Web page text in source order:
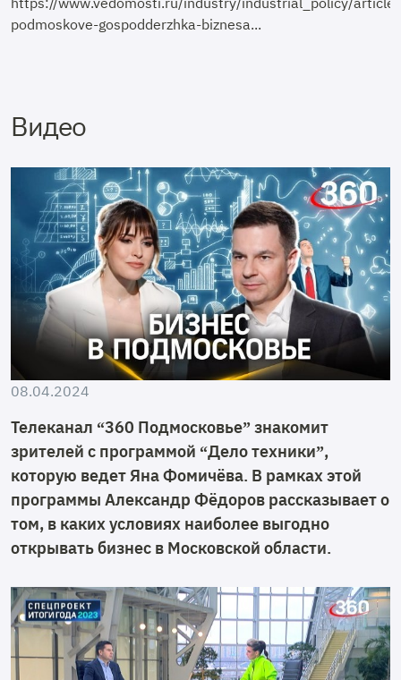
podmoskove-gospodderzhka-biznesa...
Видео
08.04.2024
Телеканал “360 Подмосковье” знакомит
зрителей с программой “Дело техники”,
которую ведет Яна Фомичёва. В рамках этой
программы Александр Фёдоров рассказывает о
том, в каких условиях наиболее выгодно
открывать бизнес в Московской области.